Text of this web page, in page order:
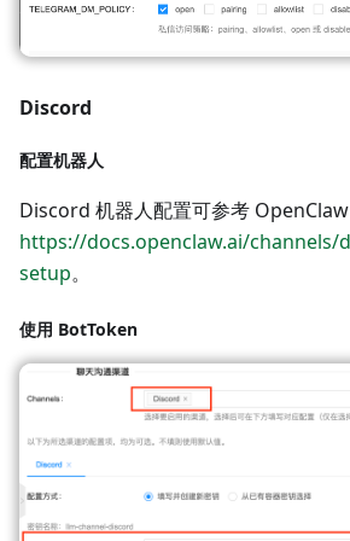
Discord
配置机器人
Discord 机器人配置可参考 OpenClaw
https://docs.openclaw.ai/channels/
setup。
使用 BotToken